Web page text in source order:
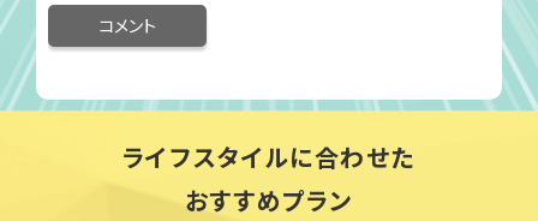
コメント
ライフスタイルに合わせた
おすすめプラン